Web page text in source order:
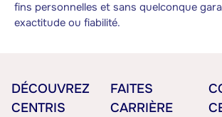
fins personnelles et sans quelconque
exactitude ou fiabilité.
DÉCOUVREZ
CENTRIS
FAITES
CARRIÈRE